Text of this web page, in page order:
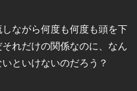
ながら何度も何度も頭を下
れだけの関係なのに、なん
といけないのだろう？